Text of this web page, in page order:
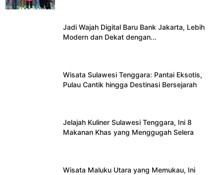
Jadi Wajah Digital Baru Bank Jakarta, Lebih
Modern dan Dekat dengan...
Wisata Sulawesi Tenggara: Pantai Eksotis,
Pulau Cantik hingga Destinasi Bersejarah
Jelajah Kuliner Sulawesi Tenggara, Ini 8
Makanan Khas yang Menggugah Selera
Wisata Maluku Utara yang Memukau, Ini